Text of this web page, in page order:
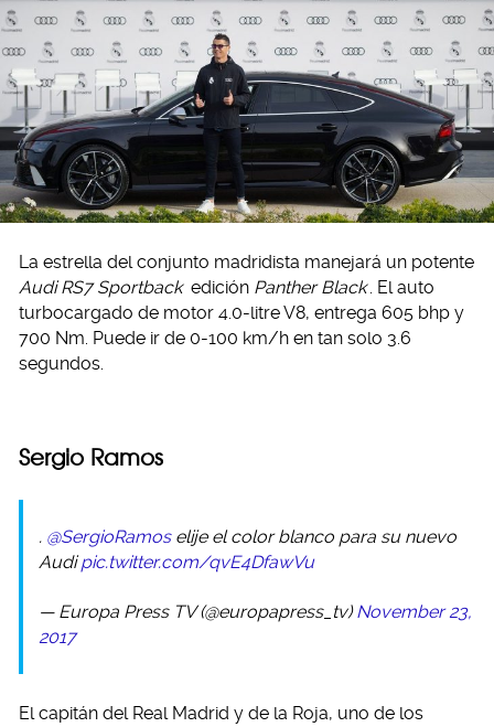
La estrella del conjunto madridista manejará un potente
Audi RS7 Sportback edición Panther Black . El auto
turbocargado de motor 4.0-litre V8, entrega 605 bhp y
700 Nm. Puede ir de 0-100 km/h en tan solo 3.6
segundos.
Sergio Ramos
. @SergioRamoselije el color blanco para su nuevo
Audipic.twitter.com/qvE4DfawVu
— Europa Press TV (@europapress_tv)November 23,
2017
El capitán del Real Madrid y de la Roja, uno de los